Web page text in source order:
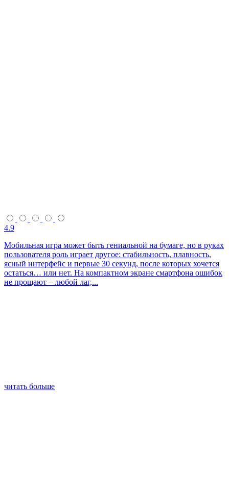
4.9
Мобильная игра может быть гениальной на бумаге, но в руках
пользователя роль играет другое: стабильность, плавность,
ясный интерфейс и первые 30 секунд, после которых хочется
остаться… или нет. На компактном экране смартфона ошибок
не прощают – любой лаг,...
читать больше